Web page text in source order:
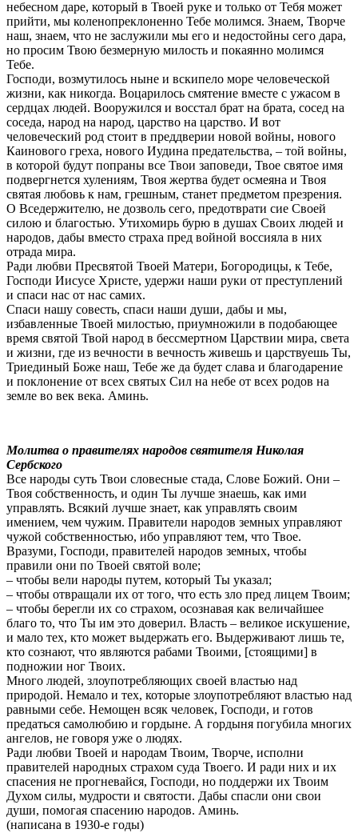
небесном даре, который в Твоей руке и только от Тебя может
прийти, мы коленопреклоненно Тебе молимся. Знаем, Творче
наш, знаем, что не заслужили мы его и недостойны сего дара,
но просим Твою безмерную милость и покаянно молимся
Тебе.
Господи, возмутилось ныне и вскипело море человеческой
жизни, как никогда. Воцарилось смятение вместе с ужасом в
сердцах людей. Вооружился и восстал брат на брата, сосед на
соседа, народ на народ, царство на царство. И вот
человеческий род стоит в преддверии новой войны, нового
Каинового греха, нового Иудина предательства, – той войны,
в которой будут попраны все Твои заповеди, Твое святое имя
подвергнется хулениям, Твоя жертва будет осмеяна и Твоя
святая любовь к нам, грешным, станет предметом презрения.
О Вседержителю, не дозволь сего, предотврати сие Своей
силою и благостью. Утихомирь бурю в душах Своих людей и
народов, дабы вместо страха пред войной воссияла в них
отрада мира.
Ради любви Пресвятой Твоей Матери, Богородицы, к Тебе,
Господи Иисусе Христе, удержи наши руки от преступлений
и спаси нас от нас самих.
Спаси нашу совесть, спаси наши души, дабы и мы,
избавленные Твоей милостью, приумножили в подобающее
время святой Твой народ в бессмертном Царствии мира, света
и жизни, где из вечности в вечность живешь и царствуешь Ты,
Триединый Боже наш, Тебе же да будет слава и благодарение
и поклонение от всех святых Сил на небе от всех родов на
земле во век века. Аминь.
Молитва о правителях народов святителя Николая
Сербского
Все народы суть Твои словесные стада, Слове Божий. Они –
Твоя собственность, и один Ты лучше знаешь, как ими
управлять. Всякий лучше знает, как управлять своим
имением, чем чужим. Правители народов земных управляют
чужой собственностью, ибо управляют тем, что Твое.
Вразуми, Господи, правителей народов земных, чтобы
правили они по Твоей святой воле;
– чтобы вели народы путем, который Ты указал;
– чтобы отвращали их от того, что есть зло пред лицем Твоим;
– чтобы берегли их со страхом, осознавая как величайшее
благо то, что Ты им это доверил. Власть – великое искушение,
и мало тех, кто может выдержать его. Выдерживают лишь те,
кто сознают, что являются рабами Твоими, [стоящими] в
подножии ног Твоих.
Много людей, злоупотребляющих своей властью над
природой. Немало и тех, которые злоупотребляют властью над
равными себе. Немощен всяк человек, Господи, и готов
предаться самолюбию и гордыне. А гордыня погубила многих
ангелов, не говоря уже о людях.
Ради любви Твоей и народам Твоим, Творче, исполни
правителей народных страхом суда Твоего. И ради них и их
спасения не прогневайся, Господи, но поддержи их Твоим
Духом силы, мудрости и святости. Дабы спасли они свои
души, помогая спасению народов. Аминь.
(написана в 1930-е годы)